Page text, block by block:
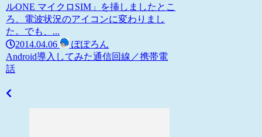
ルONE マイクロSIM」を挿しましたとこ
ろ、電波状況のアイコンに変わりまし
た。でも、...
2014.04.06
ぽぽろん
Android導入してみた通信回線／携帯電
話